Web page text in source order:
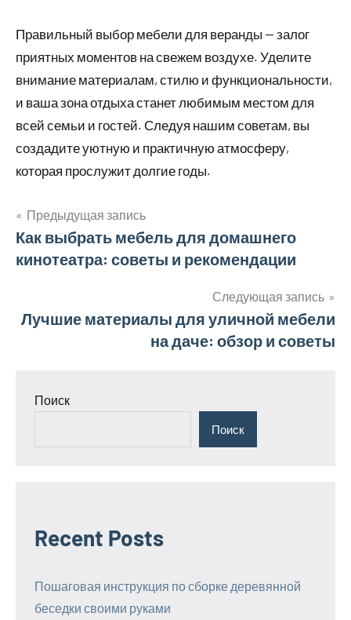
Правильный выбор мебели для веранды — залог
приятных моментов на свежем воздухе. Уделите
внимание материалам, стилю и функциональности,
и ваша зона отдыха станет любимым местом для
всей семьи и гостей. Следуя нашим советам, вы
создадите уютную и практичную атмосферу,
которая прослужит долгие годы.
Навигация
по
Предыдущая запись
Как выбрать мебель для домашнего
кинотеатра: советы и рекомендации
Следующая запись
Лучшие материалы для уличной мебели
на даче: обзор и советы
Поиск
Поиск
Recent Posts
Пошаговая инструкция по сборке деревянной
беседки своими руками